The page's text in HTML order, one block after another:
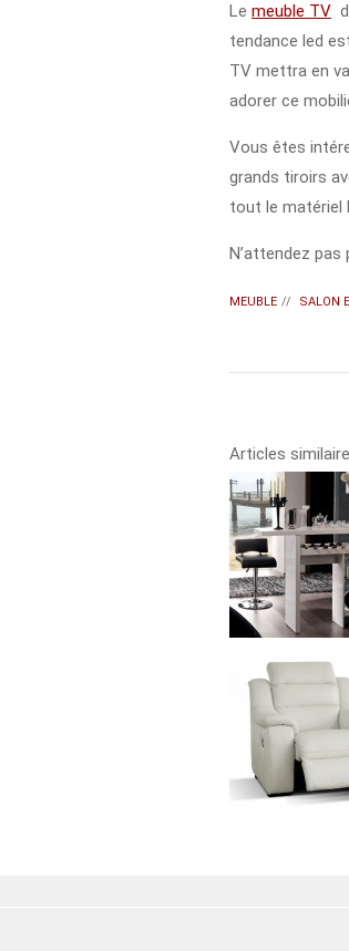
Le meuble TV
tendance led
TV mettra en
adorer ce
Vous êtes
grands tiroirs
tout le matériel
N’attendez
MEUBLE // SALON
Articles